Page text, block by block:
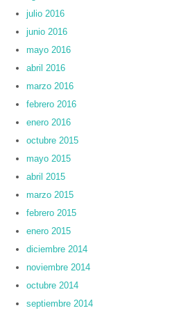
julio 2016
junio 2016
mayo 2016
abril 2016
marzo 2016
febrero 2016
enero 2016
octubre 2015
mayo 2015
abril 2015
marzo 2015
febrero 2015
enero 2015
diciembre 2014
noviembre 2014
octubre 2014
septiembre 2014